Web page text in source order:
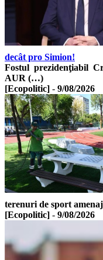
decât pro Simion!
Fostul prezidenţiabil
AUR (…)
[Ecopolitic] - 9/08/2026
terenuri de sport
[Ecopolitic] - 9/08/2026